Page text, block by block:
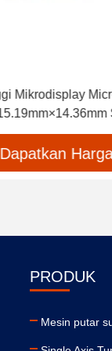
Resolusi 0,71
untuk
Dapatkan
PRODUK
Mesin putar